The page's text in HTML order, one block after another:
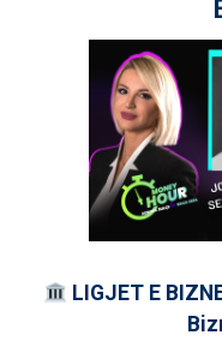
LIGJET E